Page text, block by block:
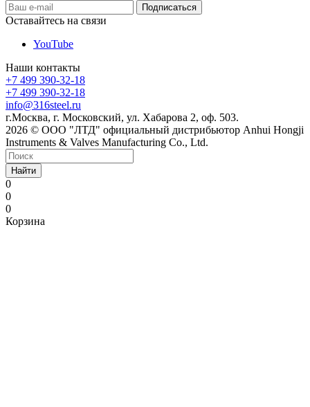
Оставайтесь на связи
YouTube
Наши контакты
+7 499 390-32-18
+7 499 390-32-18
info@316steel.ru
г.Москва, г. Московский, ул. Хабарова 2, оф. 503.
2026 © ООО "ЛТД" официальный дистрибьютор Anhui Hongji
Instruments & Valves Manufacturing Co., Ltd.
Найти
0
0
0
Корзина